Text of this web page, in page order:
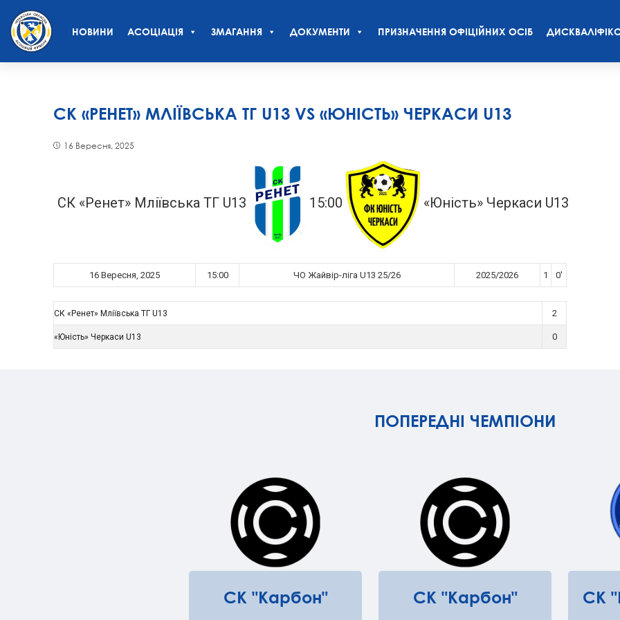
НОВИНИ АСОЦІАЦІЯ ЗМАГАННЯ ДОКУМЕНТИ ПРИЗНАЧЕННЯ ОФІЦІЙНИХ ОСІБ
СК «РЕНЕТ» МЛІЇВСЬКА ТГ U13 VS «ЮНІСТЬ» ЧЕРКАСИ U13
16 Вересня, 2025
СК «Ренет» Мліївська ТГ U13 15:00 «Юність» Черкаси U13
16 Вересня, 2025 15:00 ЧО Жайвір-ліга U13 25/26 2025/2026 1 0'
СК «Ренет» Мліївська ТГ U13 2
«Юність» Черкаси U13 0
ПОПЕРЕДНІ ЧЕМПІОНИ
СК "Карбон" СК "Карбон" СК